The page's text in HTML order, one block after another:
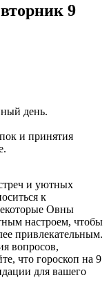
9
день.
и принятия
и уютных
к
Овны
настроем, чтобы
привлекательным.
вопросов,
что гороскоп на 9
для вашего